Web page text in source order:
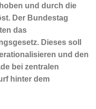
und durch die
Der Bundestag
das
Dieses soll
und den
bei zentralen
hinter dem